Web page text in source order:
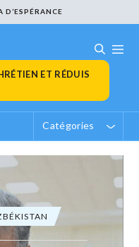
D’ESPÉRANCE
ET RÉDUIS
Catégories